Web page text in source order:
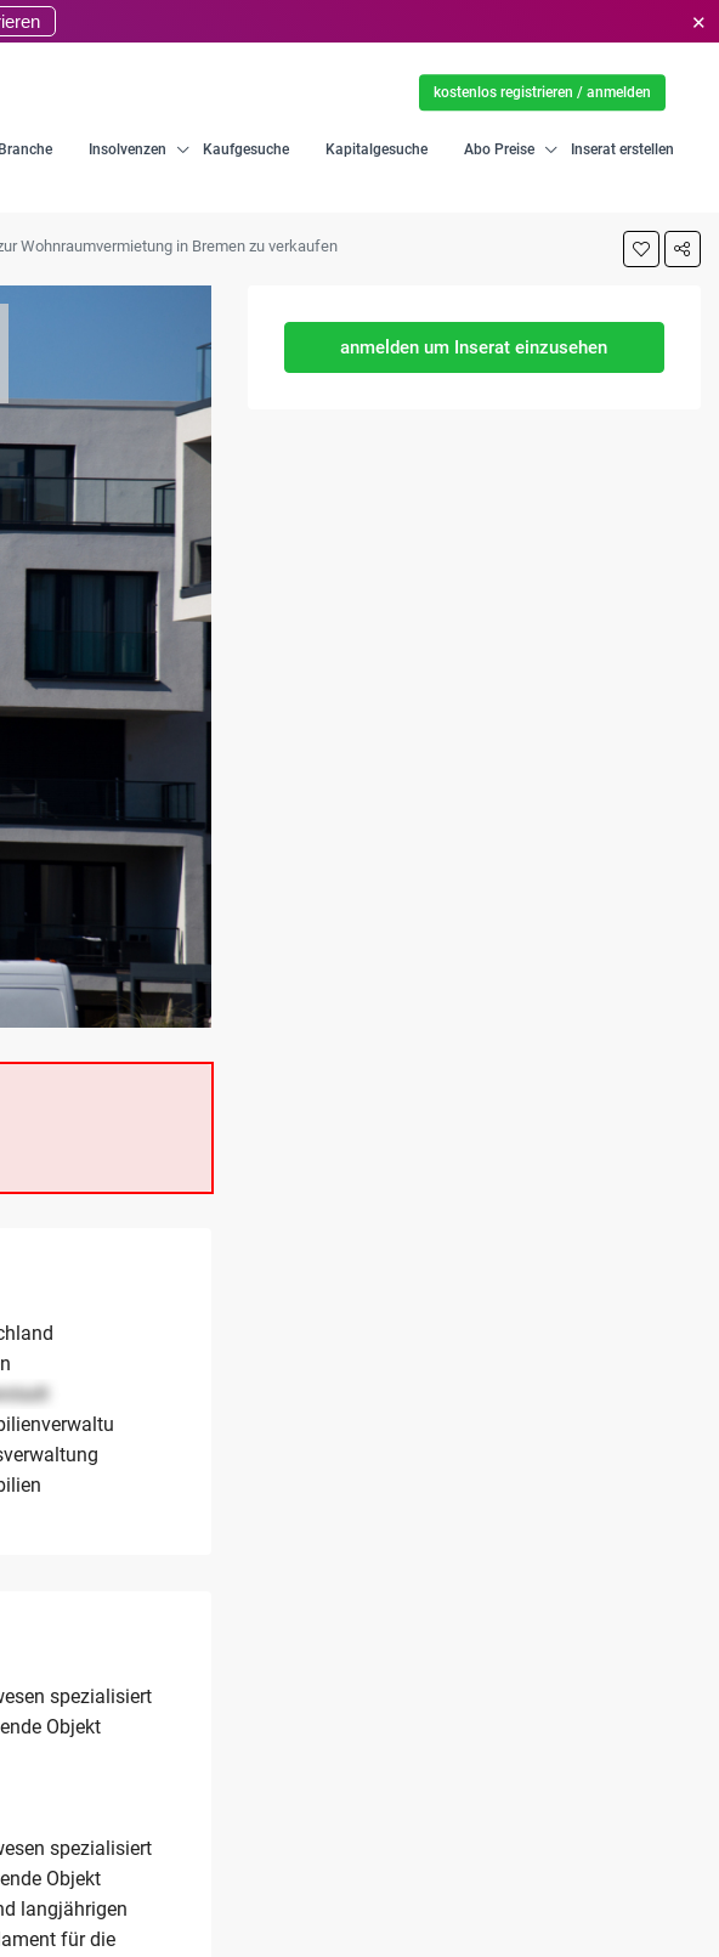
✕
Insolvenzen Kaufgesuche Kapitalgesuche Abo Preise Inserat erstellen
kostenlos registrieren / anmelden
Wohnraumvermietung in Bremen zu verkaufen
spezialisiert
Objekt
spezialisiert
Objekt
langjährigen
für die
anmelden um Inserat einzusehen